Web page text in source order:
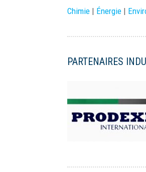
Chimie | Énergie |
PARTENAIRES